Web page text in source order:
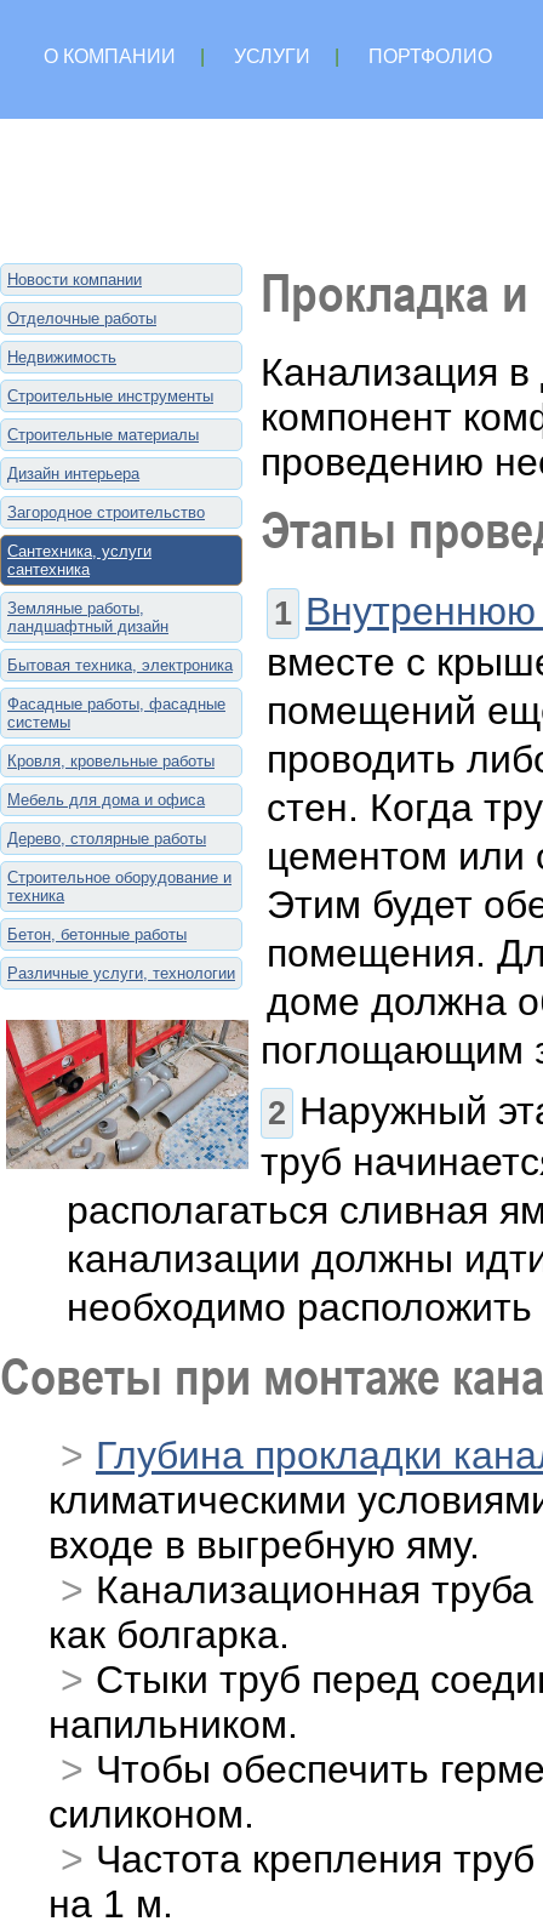
О КОМПАНИИ УСЛУГИ
ПОРТФОЛИО
Новости компании
Отделочные работы
Недвижимость
Строительные инструменты
Строительные материалы
Дизайн интерьера
Загородное строительство
Сантехника, услуги
сантехника
Земляные работы,
ландшафтный дизайн
Бытовая техника, электроника
Фасадные работы, фасадные
системы
Кровля, кровельные работы
Мебель для дома и офиса
Дерево, столярные работы
Строительное оборудование и
техника
Бетон, бетонные работы
Различные услуги, технологии
Прокладка
Канализация
компонент
проведению
Этапы
вместе с
помещений
проводить
стен. Когда
цементом или
Этим будет
помещения.
доме должна
поглощающим
Наружный
труб
располагаться сливная
канализации должны
необходимо
Советы при монтаже
Глубина прокладки
климатическими
входе в выгребную яму.
Канализационная
как болгарка.
Стыки труб перед
напильником.
Чтобы обеспечить
силиконом.
Частота крепления
на 1 м.